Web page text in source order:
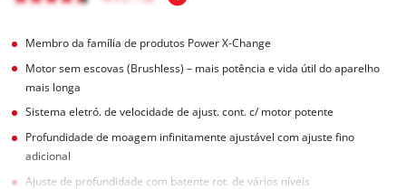
Membro da família de produtos Power X-Change
Motor sem escovas (Brushless) – mais potência e vida útil do aparelho
mais longa
Sistema eletró. de velocidade de ajust. cont. c/ motor potente
Profundidade de moagem infinitamente ajustável com ajuste fino
adicional
Ajuste de profundidade com batente rot. de vários níveis